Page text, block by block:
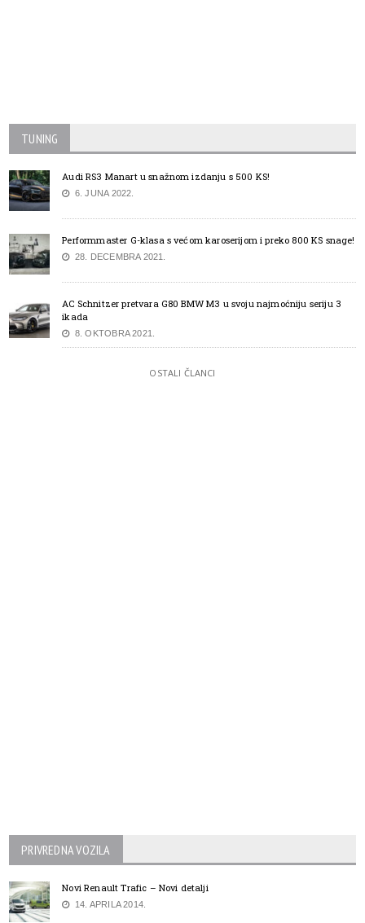
TUNING
Audi RS3 Manart u snažnom izdanju s 500 KS!
6. JUNA 2022.
Performmaster G-klasa s većom karoserijom i preko 800 KS snage!
28. DECEMBRA 2021.
AC Schnitzer pretvara G80 BMW M3 u svoju najmoćniju seriju 3
ikada
8. OKTOBRA 2021.
OSTALI ČLANCI
PRIVREDNA VOZILA
Novi Renault Trafic – Novi detalji
14. APRILA 2014.